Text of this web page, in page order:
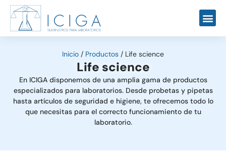
Inicio / Productos / Life science
Life science
En ICIGA disponemos de una amplia gama de productos
especializados para laboratorios. Desde probetas y pipetas
hasta artículos de seguridad e higiene, te ofrecemos todo lo
que necesitas para el correcto funcionamiento de tu
laboratorio.